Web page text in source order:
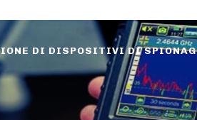
DI DISPOSITIVI DI